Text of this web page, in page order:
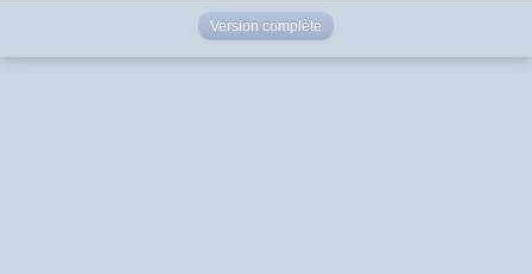
Version complète